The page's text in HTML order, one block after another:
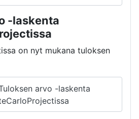
-laskenta
on nyt mukana tuloksen
arvo -laskenta